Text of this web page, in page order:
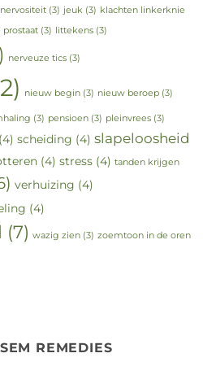
(3) jeuk (3) klachten linkerknie
(3) littekens (3)
nerveuze tics (3)
nieuw begin (3) nieuw beroep (3)
(3) pensioen (3) pleinvrees (3)
(4) scheiding (4) slapeloosheid
(4) stress (4) tanden krijgen
verhuizing (4)
(4)
(7) wazig zien (3) zoemtoon in de oren
REMEDIES